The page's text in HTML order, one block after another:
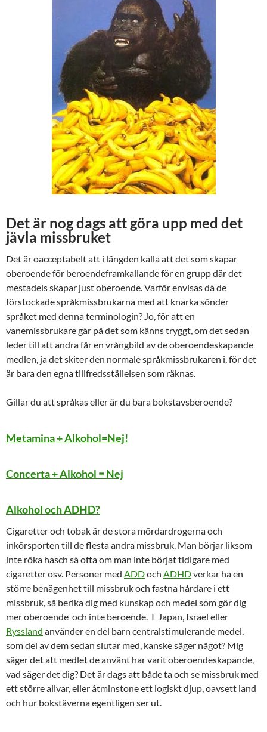
Det är nog dags att göra upp med det
jävla missbruket
Det är oacceptabelt att i längden kalla att det som skapar
oberoende för beroendeframkallande för en grupp där det
mestadels skapar just oberoende. Varför envisas då de
förstockade språkmissbrukarna med att knarka sönder
språket med denna terminologin? Jo, för att en
vanemissbrukare går på det som känns tryggt, om det sedan
leder till att andra får en vrångbild av de oberoendeskapande
medlen, ja det skiter den normale språkmissbrukaren i, för det
är bara den egna tillfredsställelsen som räknas.
Gillar du att språkas eller är du bara bokstavsberoende?
Metamina + Alkohol=Nej!
Concerta + Alkohol = Nej
Alkohol och ADHD?
Cigaretter och tobak är de stora mördardrogerna och
inkörsporten till de flesta andra missbruk. Man börjar liksom
inte röka hasch så ofta om man inte börjat tidigare med
cigaretter osv. Personer med ADDoch ADHDverkar ha en
större benägenhet till missbruk och fastna hårdare i ett
missbruk, så berika dig med kunskap och medel som gör dig
mer oberoende och inte beroende. I Japan, Israel eller
Ryssland använder en del barn centralstimulerande medel,
som del av dem sedan slutar med, kanske säger något? Mig
säger det att medlet de använt har varit oberoendeskapande,
vad säger det dig? Det är dags att både ta och se missbruk med
ett större allvar, eller åtminstone ett logiskt djup, oavsett land
och hur bokstäverna egentligen ser ut.